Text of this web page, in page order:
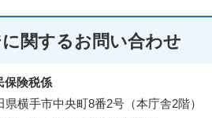
関するお問い合わせ
保険税係
横手市中央町8番2号（本庁舎2階）